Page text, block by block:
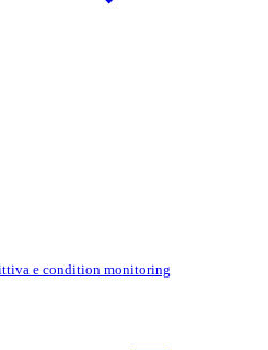
e condition monitoring